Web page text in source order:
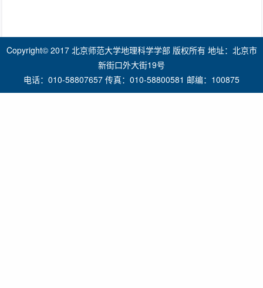
Copyright© 2017 北京师范大学地理科学学部 版权所有 地址：北京市
新街口外大街19号
电话：010-58807657 传真：010-58800581 邮编：100875